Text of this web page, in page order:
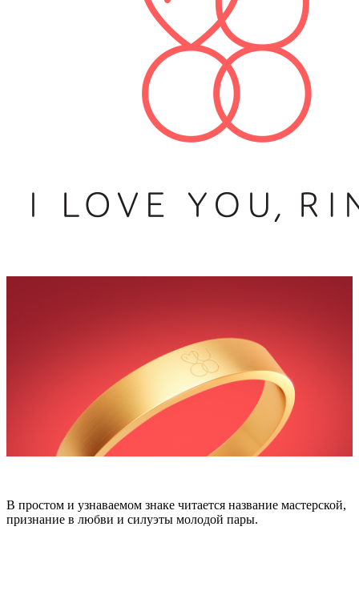
В простом и узнаваемом знаке читается название мастерской,
признание в любви и силуэты молодой пары.